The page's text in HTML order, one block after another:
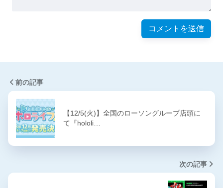
前の記事
【12/5(火)】全国のローソングループ店頭に
て『hololi…
次の記事